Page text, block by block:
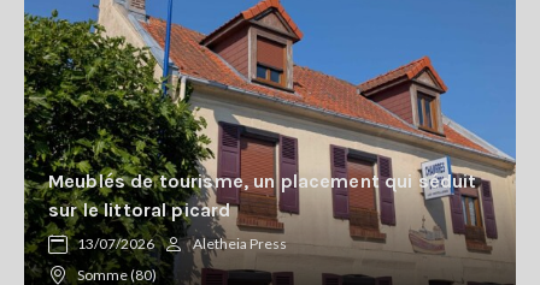
Meublés de tourisme, un placement qui séduit
sur le littoral picard
13/07/2026
Aletheia Press
Somme (80)